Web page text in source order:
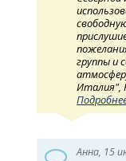
группы и
Италия",
Анна, 15